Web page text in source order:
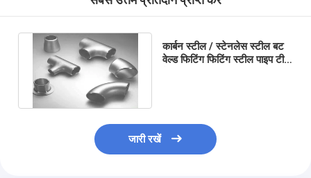
कार्बन स्टील / स्टेनलेस स्टील बट
वेल्ड फिटिंग फिटिंग स्टील पाइप टी
जारी रखें